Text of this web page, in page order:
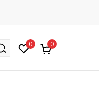
0 0